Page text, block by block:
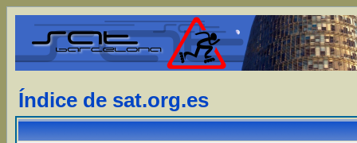
Índice de sat.org.es